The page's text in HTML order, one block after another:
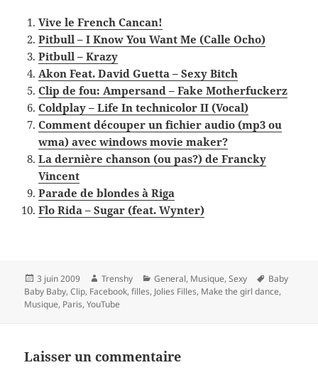
Vive le French Cancan!
Pitbull – I Know You Want Me (Calle Ocho)
Pitbull – Krazy
Akon Feat. David Guetta – Sexy Bitch
Clip de fou: Ampersand – Fake Motherfuckerz
Coldplay – Life In technicolor II (Vocal)
Comment découper un fichier audio (mp3 ou
wma) avec windows movie maker?
La dernière chanson (ou pas?) de Francky
Vincent
Parade de blondes à Riga
Flo Rida – Sugar (feat. Wynter)
Publié
le
3 juin 2009 Auteur
Trenshy Catégories
General, Musique,Sexy
Mots-
clés
Baby
Baby Baby,Clip, Facebook,filles, Jolies Filles, Make the girl dance,
Musique, Paris,YouTube
Laisser un commentaire